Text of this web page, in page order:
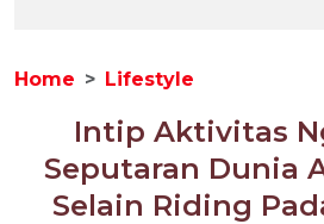
Home Lifestyle
Intip Aktivitas
Seputaran Dunia
Selain Riding